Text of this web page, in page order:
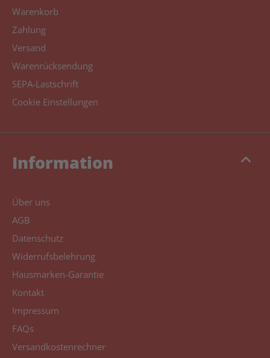
Warenkorb
Zahlung
Versand
Warenrücksendung
SEPA-Lastschrift
Cookie Einstellungen
keyboard_arrow_up
Information
Über uns
AGB
Datenschutz
Widerrufsbelehrung
Hausmarken-Garantie
Kontakt
Impressum
FAQs
Versandkostenrechner